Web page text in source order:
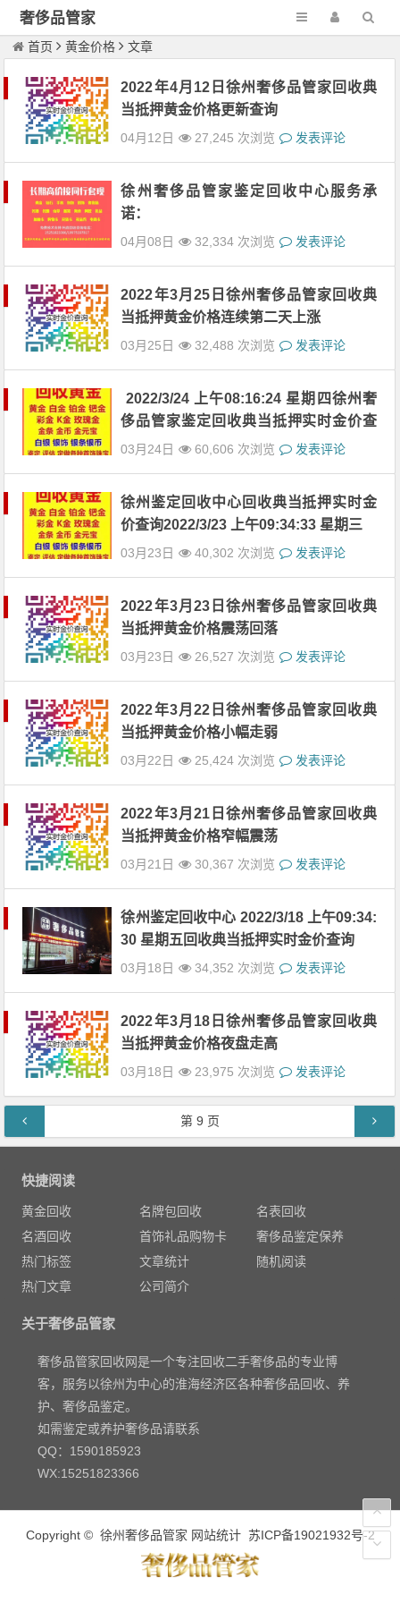
奢侈品管家
首页 黄金价格 文章
2022年4月12日徐州奢侈品管家回收典
当抵押黄金价格更新查询
04月12日 27,245 次浏览 发表评论
徐州奢侈品管家鉴定回收中心服务承
诺：
04月08日 32,334 次浏览 发表评论
2022年3月25日徐州奢侈品管家回收典
当抵押黄金价格连续第二天上涨
03月25日 32,488 次浏览 发表评论
2022/3/24 上午08:16:24 星期四徐州奢
侈品管家鉴定回收典当抵押实时金价查
询
03月24日 60,606 次浏览 发表评论
徐州鉴定回收中心回收典当抵押实时金
价查询2022/3/23 上午09:34:33 星期三
03月23日 40,302 次浏览 发表评论
2022年3月23日徐州奢侈品管家回收典
当抵押黄金价格震荡回落
03月23日 26,527 次浏览 发表评论
2022年3月22日徐州奢侈品管家回收典
当抵押黄金价格小幅走弱
03月22日 25,424 次浏览 发表评论
2022年3月21日徐州奢侈品管家回收典
当抵押黄金价格窄幅震荡
03月21日 30,367 次浏览 发表评论
徐州鉴定回收中心 2022/3/18 上午09:34:
30 星期五回收典当抵押实时金价查询
03月18日 34,352 次浏览 发表评论
2022年3月18日徐州奢侈品管家回收典
当抵押黄金价格夜盘走高
03月18日 23,975 次浏览 发表评论
文章导航 第 9 页
快捷阅读
黄金回收 名牌包回收
名表回收
名酒回收
首饰礼品购物卡
奢侈品鉴定保养
热门标签
文章统计
随机阅读
热门文章
公司简介
关于奢侈品管家
奢侈品管家回收网是一个专注回收二手奢侈品的专业博
客，服务以徐州为中心的淮海经济区各种奢侈品回收、养
护、奢侈品鉴定。
如需鉴定或养护奢侈品请联系
QQ：1590185923
WX:15251823366
Copyright © 徐州奢侈品管家 网站统计 苏ICP备19021932号-2